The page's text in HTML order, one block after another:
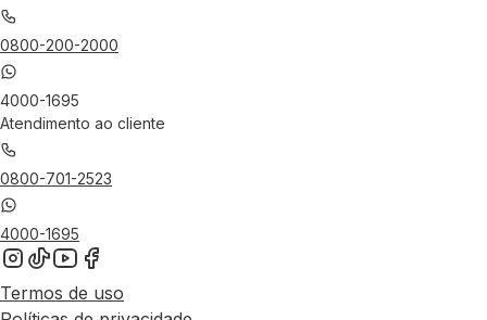
0800-200-2000
4000-1695
Atendimento ao cliente
0800-701-2523
4000-1695
Termos de uso